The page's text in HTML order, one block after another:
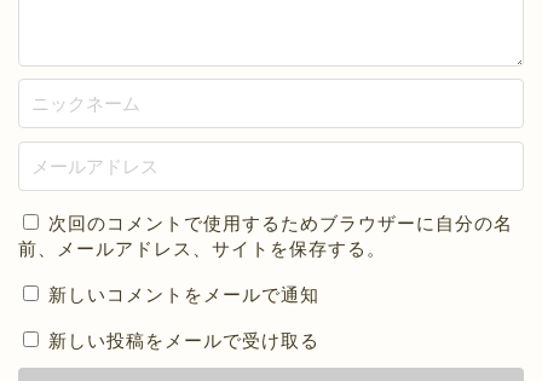
次回のコメントで使用するためブラウザーに自分の名
前、メールアドレス、サイトを保存する。
新しいコメントをメールで通知
新しい投稿をメールで受け取る